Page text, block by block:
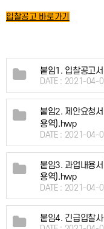
입찰공고 바로가기
붙임1. 입찰공고
DATE : 2021-04-
붙임2. 제안요청
용역).hwp
DATE : 2021-04-
붙임3. 과업내용
용역).hwp
DATE : 2021-04-
붙임4. 긴급입찰